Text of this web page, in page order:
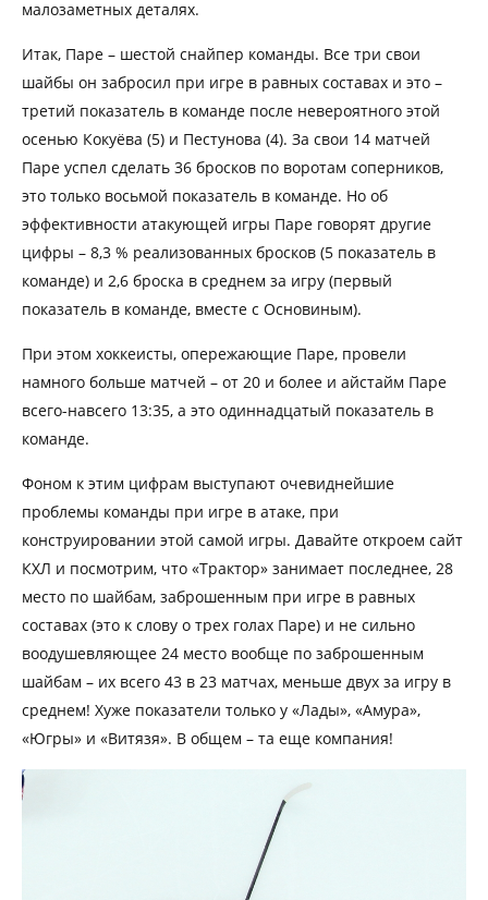
малозаметных деталях.
Итак, Паре – шестой снайпер команды. Все три свои
шайбы он забросил при игре в равных составах и это –
третий показатель в команде после невероятного этой
осенью Кокуёва (5) и Пестунова (4). За свои 14 матчей
Паре успел сделать 36 бросков по воротам соперников,
это только восьмой показатель в команде. Но об
эффективности атакующей игры Паре говорят другие
цифры – 8,3 % реализованных бросков (5 показатель в
команде) и 2,6 броска в среднем за игру (первый
показатель в команде, вместе с Основиным).
При этом хоккеисты, опережающие Паре, провели
намного больше матчей – от 20 и более и айстайм Паре
всего-навсего 13:35, а это одиннадцатый показатель в
команде.
Фоном к этим цифрам выступают очевиднейшие
проблемы команды при игре в атаке, при
конструировании этой самой игры. Давайте откроем сайт
КХЛ и посмотрим, что «Трактор» занимает последнее, 28
место по шайбам, заброшенным при игре в равных
составах (это к слову о трех голах Паре) и не сильно
воодушевляющее 24 место вообще по заброшенным
шайбам – их всего 43 в 23 матчах, меньше двух за игру в
среднем! Хуже показатели только у «Лады», «Амура»,
«Югры» и «Витязя». В общем – та еще компания!